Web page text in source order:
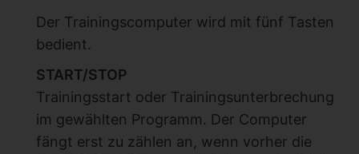
Der Trainingscomputer wird mit fünf Tasten
bedient.
START/STOP
Trainingsstart oder Trainingsunterbrechung
im gewählten Programm. Der Computer
fängt erst zu zählen an, wenn vorher die